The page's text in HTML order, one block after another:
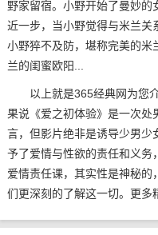
野家留宿。小野开始了曼妙的
近一步，当小野觉得与米兰关
小野猝不及防，堪称完美的米
兰的闺蜜欧阳...
以上就是365经典网为您
果说《爱之初体验》是一次处
言，但影片绝非是诱导少男少
予了爱情与性欲的责任和义务
爱情责任课，其实性是神秘
们更深刻的了解这一切。更多